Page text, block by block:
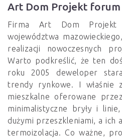
Art Dom Projekt forum
Firma Art Dom Projekt
województwa
realizacji nowoczesnych
Warto podkreślić, że ten
roku 2005 deweloper
trendy rynkowe. I właśnie
mieszkalne oferowane
minimalistyczne bryły i
dużymi przeszkleniami, a ich
termoizolacja. Co ważne,